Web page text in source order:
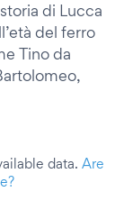
di Lucca
del ferro
Tino da
data. Are